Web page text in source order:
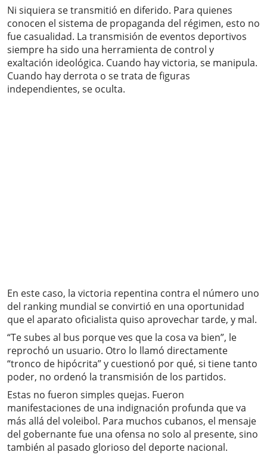
Ni siquiera se transmitió en diferido. Para quienes
conocen el sistema de propaganda del régimen, esto no
fue casualidad. La transmisión de eventos deportivos
siempre ha sido una herramienta de control y
exaltación ideológica. Cuando hay victoria, se manipula.
Cuando hay derrota o se trata de figuras
independientes, se oculta.
En este caso, la victoria repentina contra el número uno
del ranking mundial se convirtió en una oportunidad
que el aparato oficialista quiso aprovechar tarde, y mal.
“Te subes al bus porque ves que la cosa va bien”, le
reprochó un usuario. Otro lo llamó directamente
“tronco de hipócrita” y cuestionó por qué, si tiene tanto
poder, no ordenó la transmisión de los partidos.
Estas no fueron simples quejas. Fueron
manifestaciones de una indignación profunda que va
más allá del voleibol. Para muchos cubanos, el mensaje
del gobernante fue una ofensa no solo al presente, sino
también al pasado glorioso del deporte nacional.